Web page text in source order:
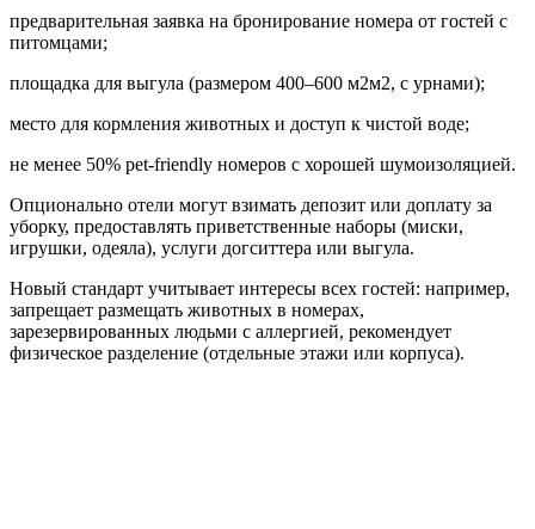
предварительная заявка на бронирование номера от гостей с
питомцами;
площадка для выгула (размером 400–600 м2м2, с урнами);
место для кормления животных и доступ к чистой воде;
не менее 50% pet-friendly номеров с хорошей шумоизоляцией.
Опционально отели могут взимать депозит или доплату за
уборку, предоставлять приветственные наборы (миски,
игрушки, одеяла), услуги догситтера или выгула.
Новый стандарт учитывает интересы всех гостей: например,
запрещает размещать животных в номерах,
зарезервированных людьми с аллергией, рекомендует
физическое разделение (отдельные этажи или корпуса).